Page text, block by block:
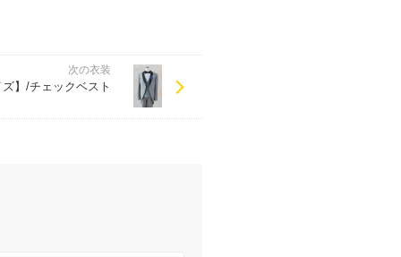
次の衣装
】/チェックベスト